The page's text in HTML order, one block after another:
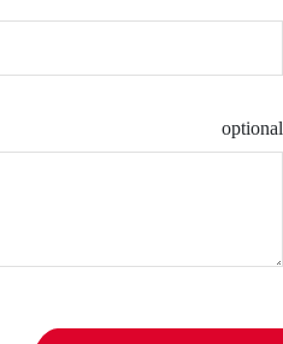
optional